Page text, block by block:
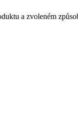
a zvoleném